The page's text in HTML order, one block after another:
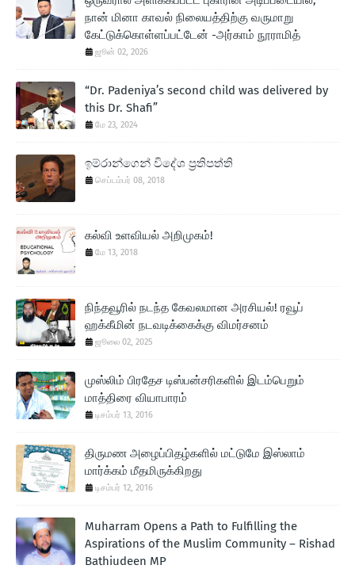
நான் மினா காவல் நிலையத்திற்கு வருமாறு
கேட்டுக்கொள்ளப்பட்டேன் -அர்காம் நூராமித்
ஜூன் 02, 2026
“Dr. Padeniya’s second child was delivered by
this Dr. Shafi”
மே 23, 2024
ඉම්රාන්ගෙන් විදේශ ප‍්‍රතිපත්ති
செப்டம்பர் 08, 2018
கல்வி உளவியல் அறிமுகம்!
மே 13, 2018
நிந்தவூரில் நடந்த கேவலமான அரசியல்! ரவூப்
ஹக்கீமின் நடவடிக்கைக்கு விமர்சனம்
ஜூலை 02, 2025
முஸ்லிம் பிரதேச டிஸ்பன்சரிகளில் இடம்பெறும்
மாத்திரை வியாபாரம்
டிசம்பர் 13, 2016
திருமண அழைப்பிதழ்களில் மட்டுமே இஸ்லாம்
மார்க்கம் மீதமிருக்கிறது
டிசம்பர் 12, 2016
Muharram Opens a Path to Fulfilling the
Aspirations of the Muslim Community – Rishad
Bathiudeen MP